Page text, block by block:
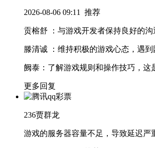
2026-08-06 09:11 推荐
贡榕舒 ：与游戏开发者保持良好的
滕清诚 ：维持积极的游戏心态，遇到
阙泰 ：了解游戏规则和操作技巧，
更多回复
236贾群龙
游戏的服务器容量不足，导致延迟严